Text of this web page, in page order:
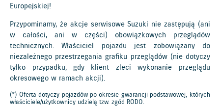
Europejskiej!
Przypominamy, że akcje serwisowe Suzuki nie zastępują (ani
w całości, ani w części) obowiązkowych przeglądów
technicznych. Właściciel pojazdu jest zobowiązany do
niezależnego przestrzegania grafiku przeglądów (nie dotyczy
tylko przypadku, gdy klient zleci wykonanie przeglądu
okresowego w ramach akcji).
(*) Oferta dotyczy pojazdów po okresie gwarancji podstawowej, których
właściciele/użytkownicy udzielą tzw. zgód RODO.